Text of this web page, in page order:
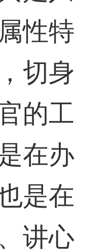
性特
切身
的工
在办
是在
讲心